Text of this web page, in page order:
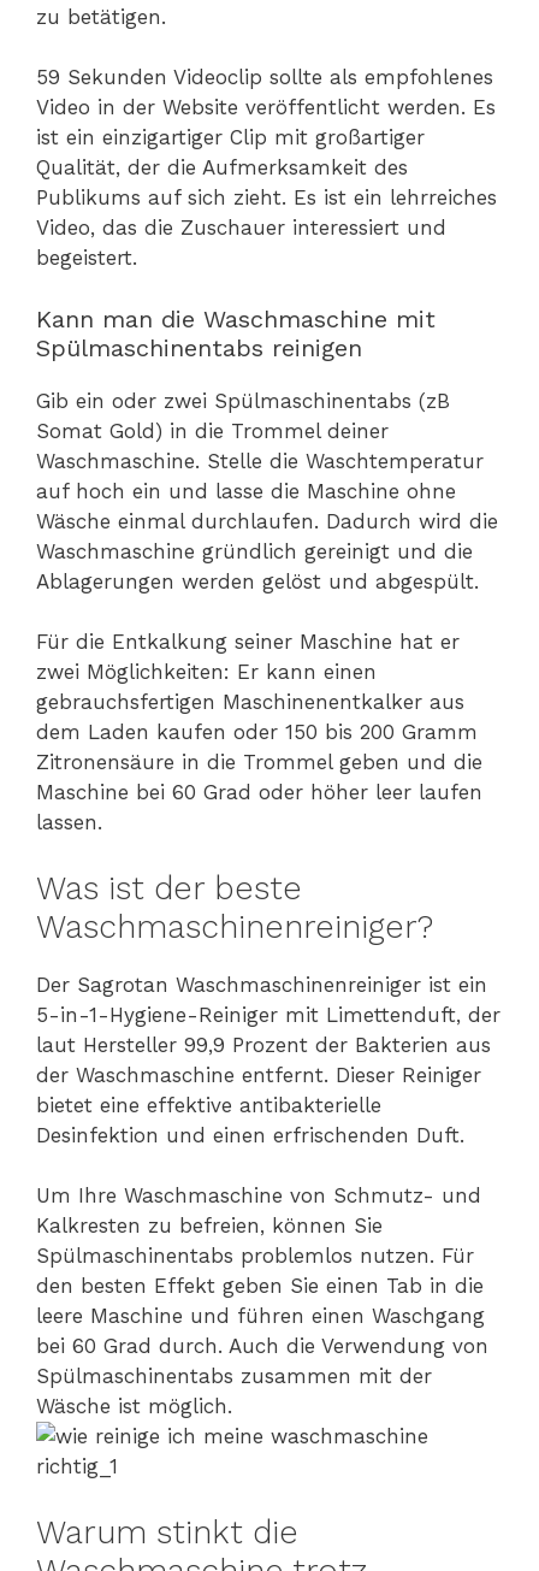
zu betätigen.
59 Sekunden Videoclip sollte als empfohlenes
Video in der Website veröffentlicht werden. Es
ist ein einzigartiger Clip mit großartiger
Qualität, der die Aufmerksamkeit des
Publikums auf sich zieht. Es ist ein lehrreiches
Video, das die Zuschauer interessiert und
begeistert.
Kann man die Waschmaschine mit
Spülmaschinentabs reinigen
Gib ein oder zwei Spülmaschinentabs (zB
Somat Gold) in die Trommel deiner
Waschmaschine. Stelle die Waschtemperatur
auf hoch ein und lasse die Maschine ohne
Wäsche einmal durchlaufen. Dadurch wird die
Waschmaschine gründlich gereinigt und die
Ablagerungen werden gelöst und abgespült.
Für die Entkalkung seiner Maschine hat er
zwei Möglichkeiten: Er kann einen
gebrauchsfertigen Maschinenentkalker aus
dem Laden kaufen oder 150 bis 200 Gramm
Zitronensäure in die Trommel geben und die
Maschine bei 60 Grad oder höher leer laufen
lassen.
Was ist der beste
Waschmaschinenreiniger?
Der Sagrotan Waschmaschinenreiniger ist ein
5-in-1-Hygiene-Reiniger mit Limettenduft, der
laut Hersteller 99,9 Prozent der Bakterien aus
der Waschmaschine entfernt. Dieser Reiniger
bietet eine effektive antibakterielle
Desinfektion und einen erfrischenden Duft.
Um Ihre Waschmaschine von Schmutz- und
Kalkresten zu befreien, können Sie
Spülmaschinentabs problemlos nutzen. Für
den besten Effekt geben Sie einen Tab in die
leere Maschine und führen einen Waschgang
bei 60 Grad durch. Auch die Verwendung von
Spülmaschinentabs zusammen mit der
Wäsche ist möglich.
Warum stinkt die